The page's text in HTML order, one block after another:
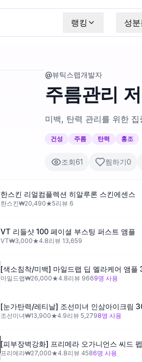
랭킹 성
@뷰틱스랩개발자
주름관리
미백, 탄력 관리를 위한
건성 주름 탄력 홍조
조회61 찜하기0
한스킨 리얼컴플렉션 히알루론 스킨에센스
한스킨₩20,490★5리뷰 6
VT 리들샷 100 페이셜 부스팅 퍼스트 앰플
VT₩3,000★4.8리뷰 13,659
[색소침착/미백] 마일드랩 딥 멜라케어 앰플
마일드랩₩26,000★4.8리뷰 9669명 사용
[눈가탄력/레티날] 조선미녀 인삼아이크림
조선미녀₩13,900★4.9리뷰 5,2798명 사용
[피부장벽강화] 프리메라 오가니언스 씨드
프리메라₩27,000★4.8리뷰 4586명 사용